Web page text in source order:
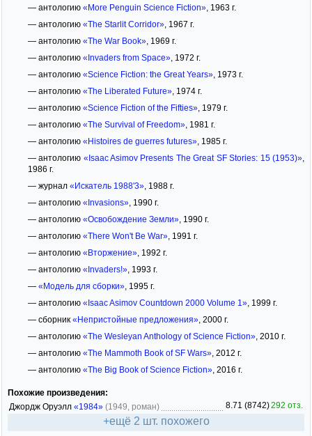
— антологию «More Penguin Science Fiction», 1963 г.
— антологию «The Starlit Corridor», 1967 г.
— антологию «The War Book», 1969 г.
— антологию «Invaders from Space», 1972 г.
— антологию «Science Fiction: the Great Years», 1973 г.
— антологию «The Liberated Future», 1974 г.
— антологию «Science Fiction of the Fifties», 1979 г.
— антологию «The Survival of Freedom», 1981 г.
— антологию «Histoires de guerres futures», 1985 г.
— антологию «Isaac Asimov Presents The Great SF Stories: 15 (1953)»
1986 г.
— журнал «Искатель 1988'3», 1988 г.
— антологию «Invasions», 1990 г.
— антологию «Освобождение Земли», 1990 г.
— антологию «There Won't Be War», 1991 г.
— антологию «Вторжение», 1992 г.
— антологию «Invaders!», 1993 г.
— «Модель для сборки», 1995 г.
— антологию «Isaac Asimov Countdown 2000 Volume 1», 1999 г.
— сборник «Непристойные предложения», 2000 г.
— антологию «The Wesleyan Anthology of Science Fiction», 2010 г.
— антологию «The Mammoth Book of SF Wars», 2012 г.
— антологию «The Big Book of Science Fiction», 2016 г.
Похожие произведения:
Джордж Оруэлл «1984» (1949, роман) 8.71 (8742)292 отз.
+ещё 2 шт. похожего